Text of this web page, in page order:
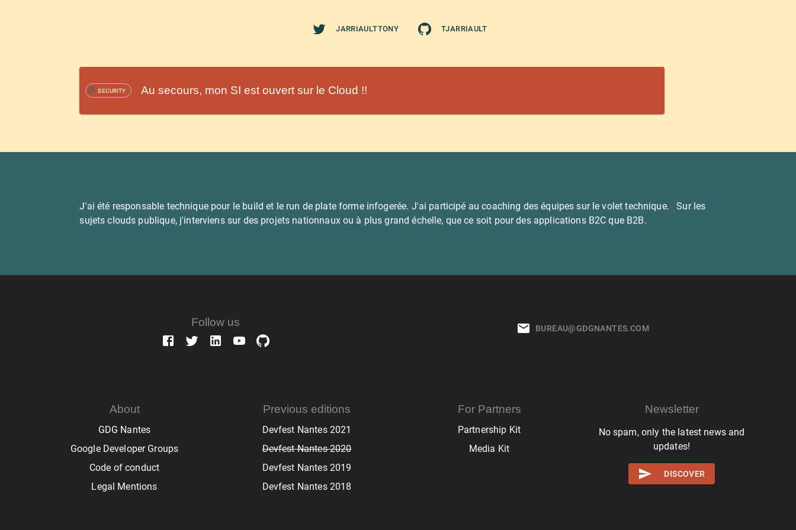
JARRIAULTTONY TJARRIAULT
SECURITY Au secours, mon SI est ouvert sur le Cloud !!
J'ai été responsable technique pour le build et le run de plate forme infogerée. J'ai participé au coaching des équipes sur le volet technique. Sur les
sujets clouds publique, j'interviens sur des projets nationnaux ou à plus grand échelle, que ce soit pour des applications B2C que B2B.
Follow us BUREAU@GDGNANTES.COM
About
GDG Nantes
Google Developer Groups
Code of conduct
Legal Mentions
Previous editions
Devfest Nantes 2021
Devfest Nantes 2020
Devfest Nantes 2019
Devfest Nantes 2018
For Partners
Partnership Kit
Media Kit
Newsletter
No spam, only the latest news and
updates!
DISCOVER